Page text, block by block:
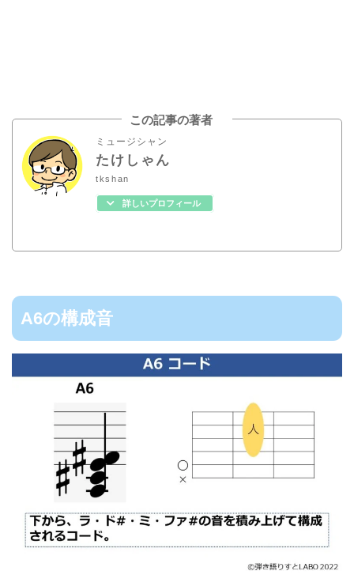
この記事の著者
ミュージシャン
たけしゃん
tkshan
詳しいプロフィール
A6の構成音